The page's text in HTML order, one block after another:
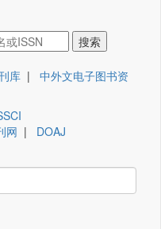
库 | 中外文电子图书资
网 | DOAJ